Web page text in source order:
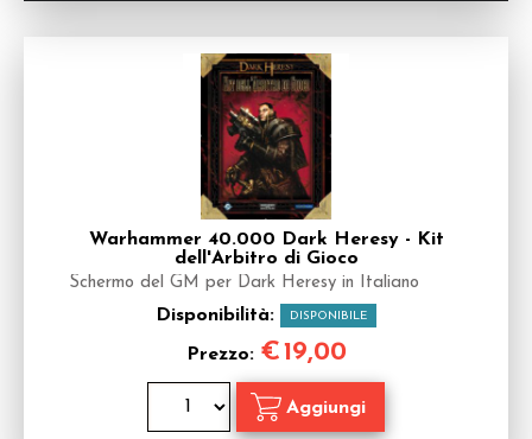
Warhammer 40.000 Dark Heresy - Kit
dell'Arbitro di Gioco
Schermo del GM per Dark Heresy in Italiano
Disponibilità: DISPONIBILE
Prezzo: €19,00